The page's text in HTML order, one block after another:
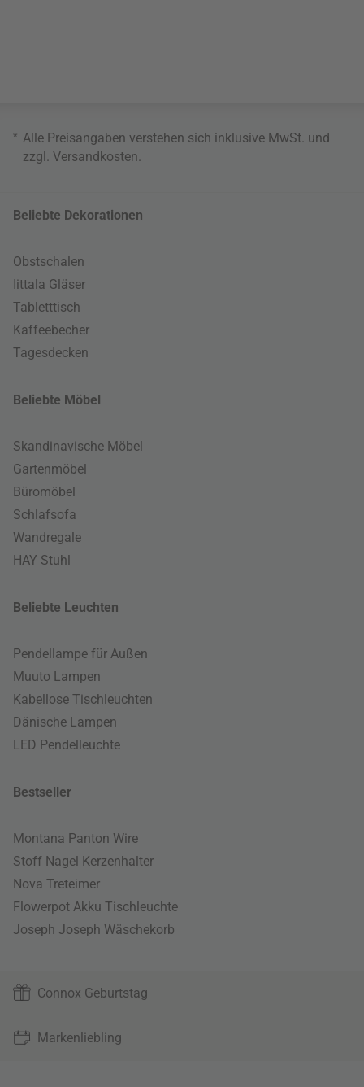
* Alle Preisangaben verstehen sich inklusive MwSt. und
zzgl. Versandkosten
Beliebte Dekorationen
Obstschalen
Iittala Gläser
Tabletttisch
Kaffeebecher
Tagesdecken
Beliebte Möbel
Skandinavische Möbel
Gartenmöbel
Büromöbel
Schlafsofa
Wandregale
HAY Stuhl
Beliebte Leuchten
Pendellampe für Außen
Muuto Lampen
Kabellose Tischleuchten
Dänische Lampen
LED Pendelleuchte
Bestseller
Montana Panton Wire
Stoff Nagel Kerzenhalter
Nova Treteimer
Flowerpot Akku Tischleuchte
Joseph Joseph Wäschekorb
Connox Geburtstag
Markenliebling